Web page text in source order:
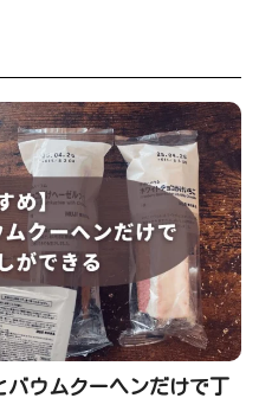
バウムクーヘンだけで丁